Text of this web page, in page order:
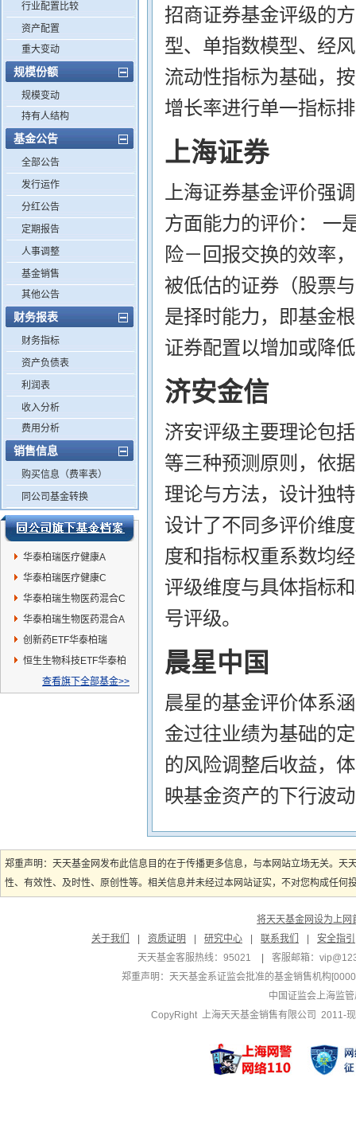
行业配置比较
资产配置
重大变动
规模份额
规模变动
持有人结构
基金公告
全部公告
发行运作
分红公告
定期报告
人事调整
基金销售
其他公告
财务报表
财务指标
资产负债表
利润表
收入分析
费用分析
销售信息
购买信息（费率表）
同公司基金转换
华泰柏瑞医疗健康A
华泰柏瑞医疗健康C
华泰柏瑞生物医药混合C
华泰柏瑞生物医药混合A
创新药ETF华泰柏瑞
恒生生物科技ETF华泰柏
查看旗下全部基金>>
招商证券基金评级的
型、单指数模型、经
流动性指标为基础，
增长率进行单一指标
上海证券
上海证券基金评价强
方面能力的评价： 一
险－回报交换的效率
被低估的证券（股票
是择时能力，即基金
证券配置以增加或降
济安金信
济安评级主要理论包
等三种预测原则，依
理论与方法，设计独
设计了不同多评价维
度和指标权重系数均
评级维度与具体指标
号评级。
晨星中国
晨星的基金评价体系
金过往业绩为基础的
的风险调整后收益，
映基金资产的下行波
郑重声明：天天基金网发布此信息目的在于传播更多信息，与本网站立场无关。
性、有效性、及时性、原创性等。相关信息并未经过本网站证实，不对您构成任
将天天基金网设为上网
关于我们
资质证明 研究中心 联系我们
安全指引
天天基金客服热线：95021
客服邮箱：
郑重声明：天天基金系证监会批准的基金销售机构
中国证监会上海监
CopyRight 上海天天基金销售有限公司 2011-